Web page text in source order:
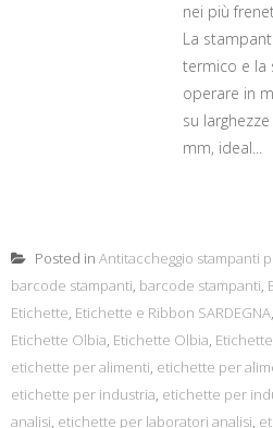
nei più
La
termico e la
operare in
su
mm, ideal...
Posted in Antitaccheggio stampanti
barcode stampanti, barcode stampanti,
Etichette, Etichette e Ribbon SARDEGNA,
Etichette Olbia, Etichette Olbia,
etichette per alimenti, etichette per
etichette per industria, etichette per
analisi, etichette per laboratori analisi,